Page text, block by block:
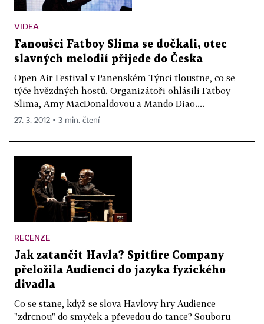
VIDEA
Fanoušci Fatboy Slima se dočkali, otec
slavných melodií přijede do Česka
Open Air Festival v Panenském Týnci tloustne, co se
týče hvězdných hostů. Organizátoři ohlásili Fatboy
Slima, Amy MacDonaldovou a Mando Diao....
27. 3. 2012 ▪ 3 min. čtení
RECENZE
Jak zatančit Havla? Spitfire Company
přeložila Audienci do jazyka fyzického
divadla
Co se stane, když se slova Havlovy hry Audience
"zdrcnou" do smyček a převedou do tance? Souboru